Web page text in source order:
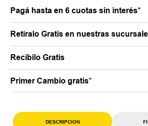
Pagá hasta en 6 cuotas sin interés*
Retiralo Gratis en nuestras
Recibilo Gratis
Primer Cambio gratis*
DESCRIPCION